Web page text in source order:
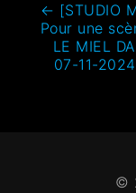
← [STUDIO
Pour une
LE MIEL
07-11-
©